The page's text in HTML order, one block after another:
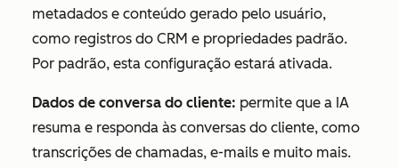
metadados e conteúdo gerado pelo usuário,
como registros do CRM e propriedades padrão.
Por padrão, esta configuração estará ativada.
Dados de conversa do cliente: permite que a IA
resuma e responda às conversas do cliente, como
transcrições de chamadas, e-mails e muito mais.